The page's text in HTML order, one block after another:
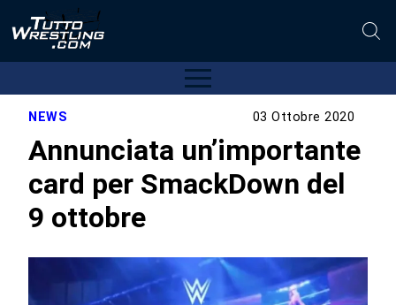
NEWS 03 Ottobre 2020
Annunciata un’importante
card per SmackDown del
9 ottobre